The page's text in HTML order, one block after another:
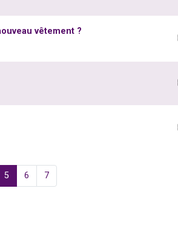
vêtement ?
5 6 7